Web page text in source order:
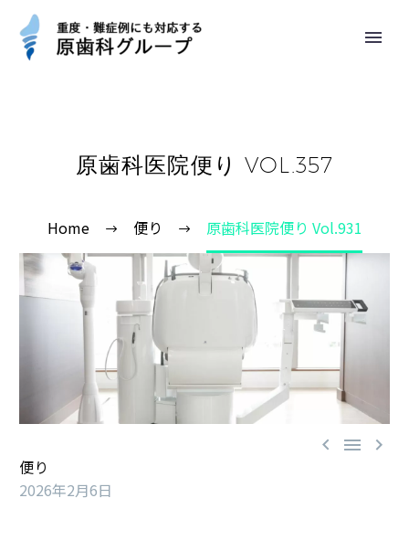
原歯科医院便り VOL.357
Home 便り 原歯科医院便り Vol.931
  
便り
2026年2月6日